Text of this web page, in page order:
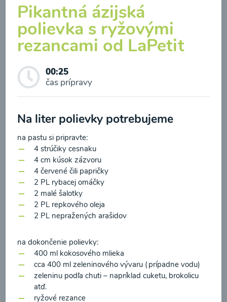
Brokolicová polievka so
syrom
00:25
Pikantná ázijská
polievka s ryžovými
rezancami od LaPetit
00:25
čas prípravy
Na liter polievky potrebujeme
na pastu si pripravte:
4 strúčiky cesnaku
4 cm kúsok zázvoru
4 červené čili papričky
2 PL rybacej omáčky
2 malé šalotky
2 PL repkového oleja
2 PL nepražených arašidov
na dokončenie polievky:
400 ml kokosového mlieka
cca 400 ml zeleninového vývaru (prípadne vodu)
zeleninu podľa chuti – napríklad cuketu, brokolicu
atď.
ryžové rezance
Odber noviniek a akcií
Odoslaním registrácie na Newsletter súhlasím so
spracovaním osobných údajov pre účely